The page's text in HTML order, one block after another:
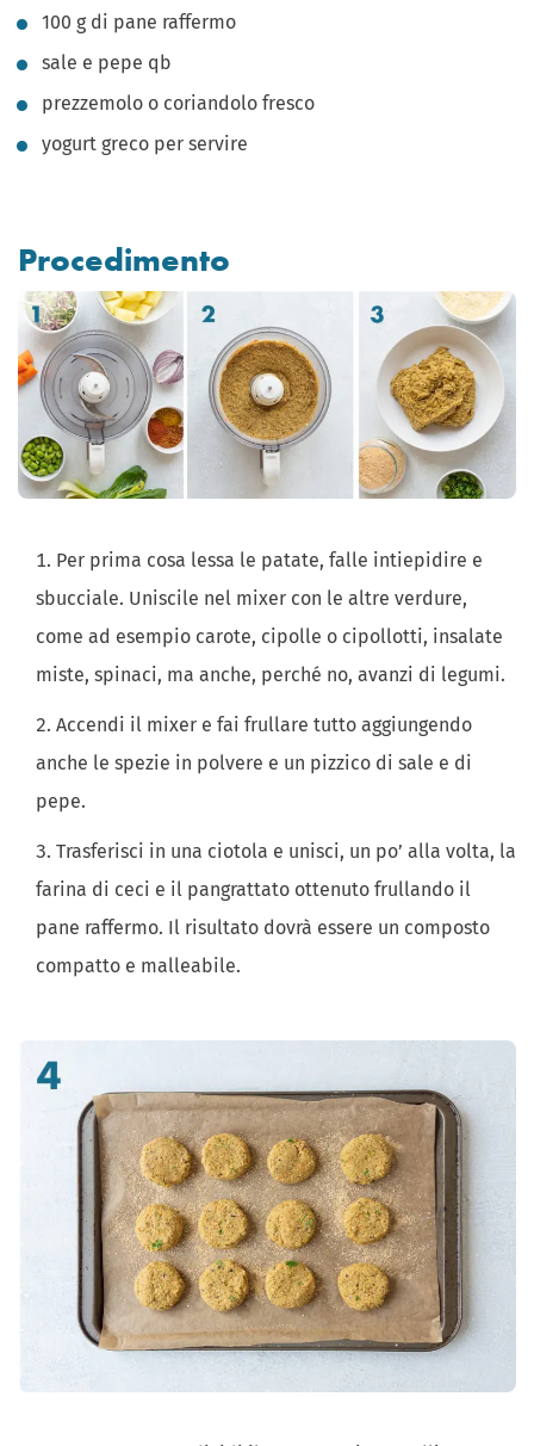
100 g di pane raffermo
sale e pepe qb
prezzemolo o coriandolo fresco
yogurt greco per servire
Procedimento
Per prima cosa lessa le patate, falle intiepidire e
sbucciale. Uniscile nel mixer con le altre verdure,
come ad esempio carote, cipolle o cipollotti, insalate
miste, spinaci, ma anche, perché no, avanzi di legumi.
Accendi il mixer e fai frullare tutto aggiungendo
anche le spezie in polvere e un pizzico di sale e di
pepe.
Trasferisci in una ciotola e unisci, un po’ alla volta, la
farina di ceci e il pangrattato ottenuto frullando il
pane raffermo. Il risultato dovrà essere un composto
compatto e malleabile.